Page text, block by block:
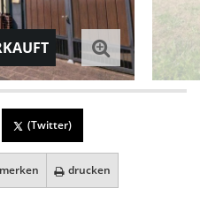
(Twitter)
merken drucken